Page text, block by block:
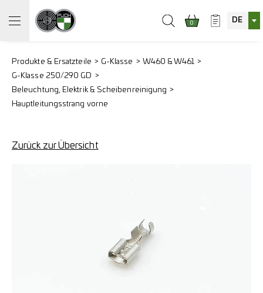
0 DE
Produkte & Ersatzteile G-Klasse
W460 & W461
G-Klasse 250/290 GD
Beleuchtung, Elektrik & Scheibenreinigung
Hauptleitungsstrang vorne
Zurück zur Übersicht